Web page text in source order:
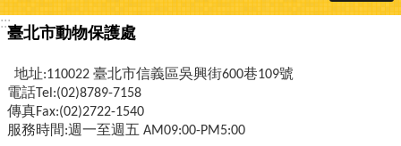
:::
臺北市動物保護處
地址:110022 臺北市信義區吳興街600巷109號
電話Tel:(02)8789-7158
傳真Fax:(02)2722-1540
服務時間:週一至週五 AM09:00-PM5:00